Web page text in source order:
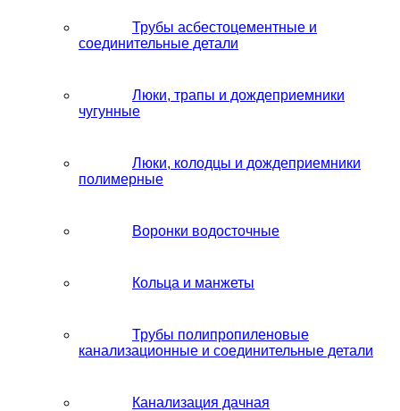
Трубы асбестоцементные и
соединительные детали
Люки, трапы и дождеприемники
чугунные
Люки, колодцы и дождеприемники
полимерные
Воронки водосточные
Кольца и манжеты
Трубы полипропиленовые
канализационные и соединительные детали
Канализация дачная